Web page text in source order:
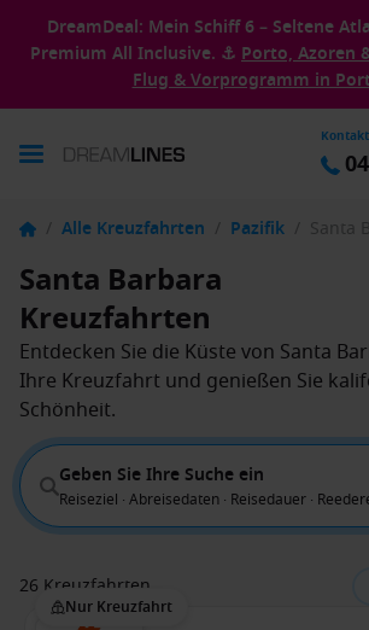
DreamDeal: Mein Schiff 6 – Seltene
Premium All Inclusive. ⚓ Porto, Azoren
Flug & Vorprogramm in
/ Alle Kreuzfahrten / Pazifik / Santa
Santa Barbara
Kreuzfahrten
Entdecken Sie die Küste von Santa
Ihre Kreuzfahrt und genießen Sie
Schönheit.
Geben Sie Ihre Suche ein
Reiseziel · Abreisedaten · Reisedauer ·
26 Kreuzfahrten
Nur Kreuzfahrt